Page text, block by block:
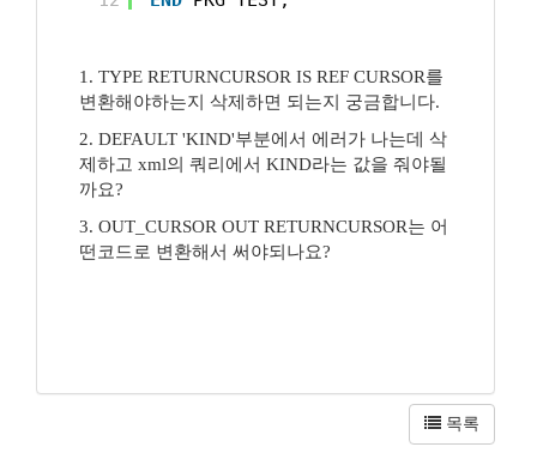
1. TYPE RETURNCURSOR IS REF CURSOR를
변환해야하는지 삭제하면 되는지 궁금합니다.
2. DEFAULT 'KIND'부분에서 에러가 나는데 삭
제하고 xml의 쿼리에서 KIND라는 값을 줘야될
까요?
3. OUT_CURSOR OUT RETURNCURSOR는 어
떤코드로 변환해서 써야되나요?
목록